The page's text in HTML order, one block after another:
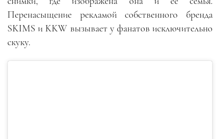
Перенасыщение рекламой собственного бренда
SKIMS и KKW вызывает у фанатов исключительно
скуку.